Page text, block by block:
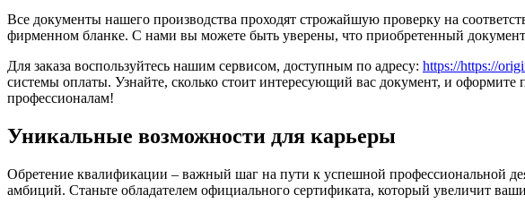
Все документы нашего производства проходят строжайшую проверку на
фирменном бланке. С нами вы можете быть уверены, что приобретенный
Для заказа воспользуйтесь нашим сервисом, доступным по адресу: https://https://
системы оплаты. Узнайте, сколько стоит интересующий вас документ, и
профессионалам!
Уникальные возможности для карьеры
Обретение квалификации – важный шаг на пути к успешной профессиональной
амбиций. Станьте обладателем официального сертификата, который увеличит